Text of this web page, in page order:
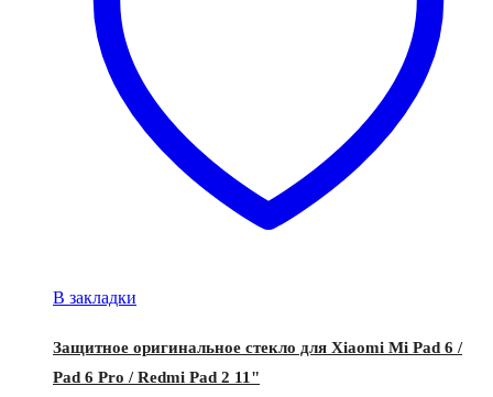
В закладки
Защитное оригинальное стекло для Xiaomi Mi Pad 6 /
Pad 6 Pro / Redmi Pad 2 11"